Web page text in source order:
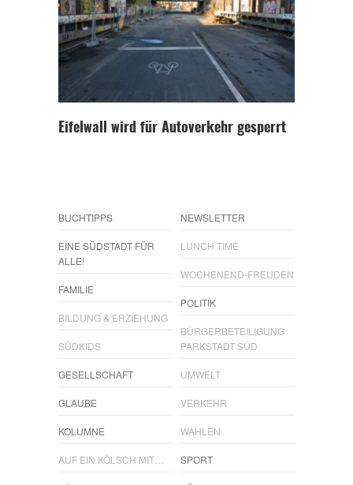
Eifelwall wird für Autoverkehr gesperrt
BUCHTIPPS
EINE SÜDSTADT FÜR
ALLE!
FAMILIE
BILDUNG & ERZIEHUNG
SÜDKIDS
GESELLSCHAFT
GLAUBE
KOLUMNE
AUF EIN KÖLSCH MIT…
NEWSLETTER
LUNCH TIME
WOCHENEND-FREUDEN
POLITIK
BÜRGERBETEILIGUNG
PARKSTADT SÜD
UMWELT
VERKEHR
WAHLEN
SPORT